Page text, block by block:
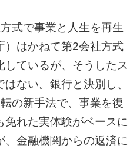
式で事業と人生を再生
）はかねて第2会社方式
ているが、そうしたス
ない。銀行と決別し、
の新手法で、事業を復
れた実体験がベースに
、金融機関からの返済に